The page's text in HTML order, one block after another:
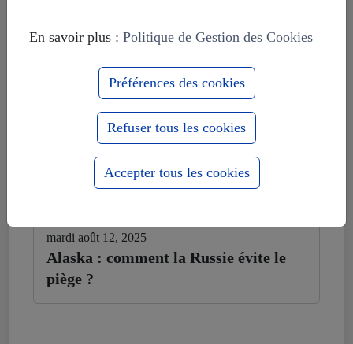
mardi août 12, 2025
Alaska : comment la Russie évite le
piège ?
En savoir plus : Politique de Gestion des Cookies
Préférences des cookies
Refuser tous les cookies
Accepter tous les cookies